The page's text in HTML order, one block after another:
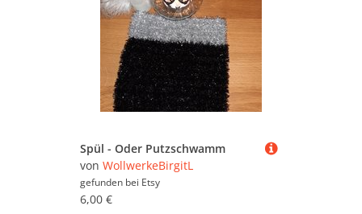
Spül - Oder Putzschwamm
von WollwerkeBirgitL
gefunden bei Etsy
6,00 €